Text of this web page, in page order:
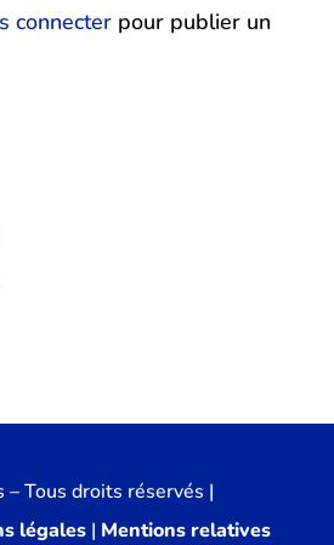
connecterpour publier un
Tous droits réservés |
légales| Mentions relatives